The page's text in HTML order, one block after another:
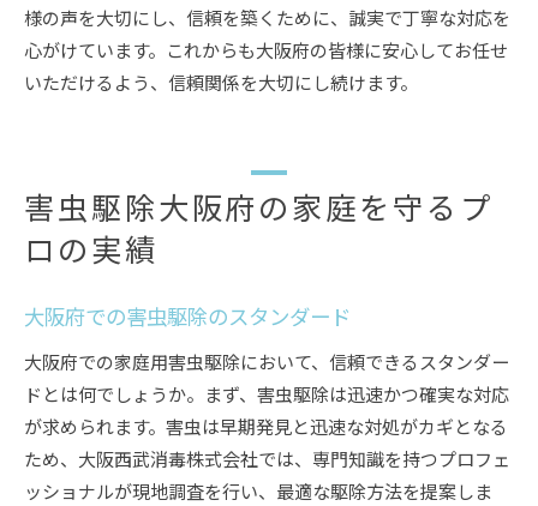
様の声を大切にし、信頼を築くために、誠実で丁寧な対応を
心がけています。これからも大阪府の皆様に安心してお任せ
いただけるよう、信頼関係を大切にし続けます。
害虫駆除大阪府の家庭を守るプ
ロの実績
大阪府での害虫駆除のスタンダード
大阪府での家庭用害虫駆除において、信頼できるスタンダー
ドとは何でしょうか。まず、害虫駆除は迅速かつ確実な対応
が求められます。害虫は早期発見と迅速な対処がカギとなる
ため、大阪西武消毒株式会社では、専門知識を持つプロフェ
ッショナルが現地調査を行い、最適な駆除方法を提案しま